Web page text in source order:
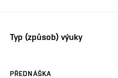
Typ (způsob) výuky
PŘEDNÁŠKA